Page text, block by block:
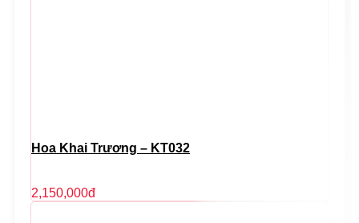
Hoa Khai Trương – KT032
2,150,000đ